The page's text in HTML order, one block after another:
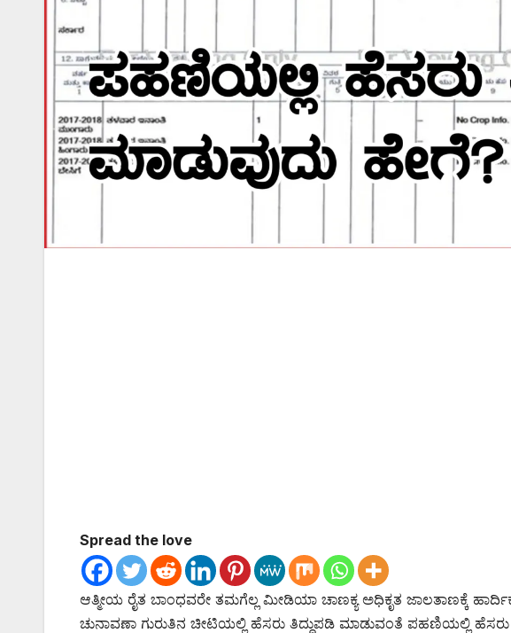
Spread the love
ಆತ್ಮೀಯ ರೈತ ಬಾಂಧವರೇ ತಮಗೆಲ್ಲ ಮೀಡಿಯಾ ಚಾಣಕ್ಯ ಅಧಿಕೃತ ಜಾಲತಾಣಕ್ಕೆ
ಚುನಾವಣಾ ಗುರುತಿನ ಚೀಟಿಯಲ್ಲಿ ಹೆಸರು ತಿದ್ದುಪಡಿ ಮಾಡುವಂತೆ ಪಹಣಿಯಲ್ಲಿ ಹೆಸರು